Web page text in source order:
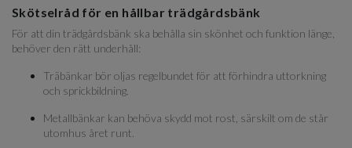
Skötselråd för en hållbar trädgårdsbänk
För att din trädgårdsbänk ska behålla sin skönhet och funktion länge,
behöver den rätt underhåll:
Träbänkar bör oljas regelbundet för att förhindra uttorkning
och sprickbildning.
Metallbänkar kan behöva skydd mot rost, särskilt om de står
utomhus året runt.